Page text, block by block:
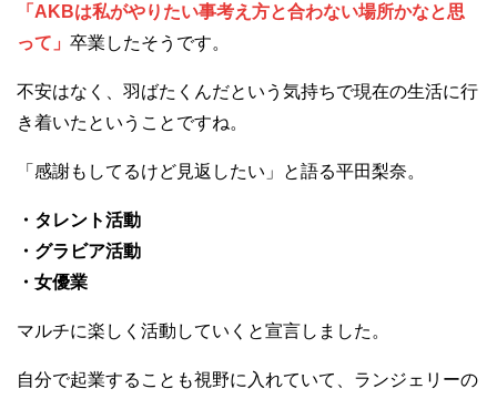
「AKBは私がやりたい事考え方と合わない場所かなと思
って」 卒業したそうです。
不安はなく、羽ばたくんだという気持ちで現在の生活に行
き着いたということですね。
「感謝もしてるけど見返したい」と語る平田梨奈。
・タレント活動
・グラビア活動
・女優業
マルチに楽しく活動していくと宣言しました。
自分で起業することも視野に入れていて、ランジェリーの